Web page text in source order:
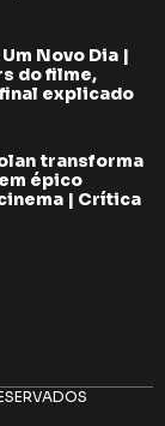
Novo Dia |
do filme,
explicado
transforma
épico
| Crítica